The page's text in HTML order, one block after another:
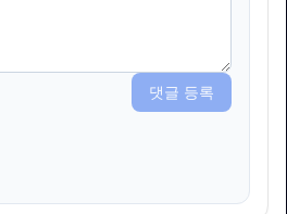
댓글 등록